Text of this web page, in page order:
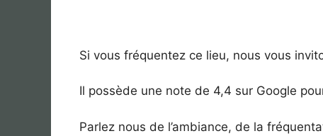
Si vous fréquentez ce lieu, nous vous
Il possède une note de 4,4 sur Google
Parlez nous de l’ambiance, de la